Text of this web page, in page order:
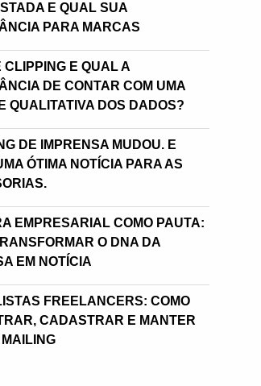
E QUAL SUA
PARA MARCAS
CLIPPING E QUAL A
DE CONTAR COM UMA
QUALITATIVA DOS DADOS?
DE IMPRENSA MUDOU. E
ÓTIMA NOTÍCIA PARA AS
EMPRESARIAL COMO PAUTA:
O DNA DA
EM NOTÍCIA
FREELANCERS: COMO
CADASTRAR E MANTER